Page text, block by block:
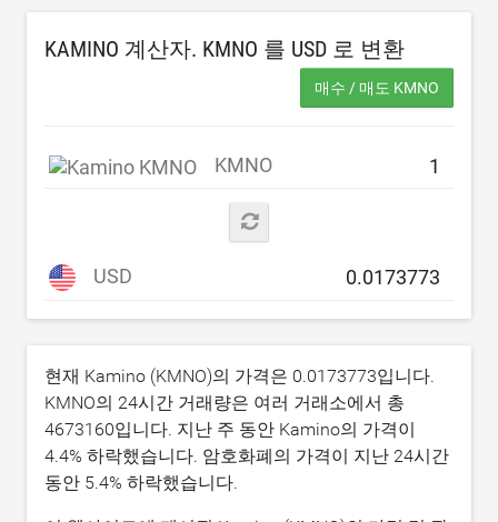
KAMINO 계산자. KMNO 를 USD 로 변환
매수 / 매도 KMNO
KMNO
USD
현재 Kamino (KMNO)의 가격은 0.0173773입니다.
KMNO의 24시간 거래량은 여러 거래소에서 총
4673160입니다. 지난 주 동안 Kamino의 가격이
4.4% 하락했습니다. 암호화폐의 가격이 지난 24시간
동안 5.4% 하락했습니다.